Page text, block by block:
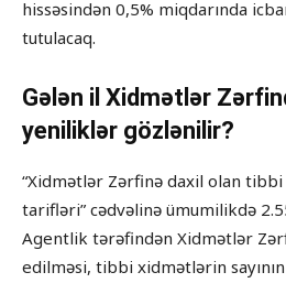
hissəsindən 0,5% miqdarında
tutulacaq.
Gələn il Xidmətlər
yeniliklər gözlənilir?
“Xidmətlər Zərfinə daxil olan tibbi
tarifləri” cədvəlinə ümumilikdə
Agentlik tərəfindən Xidmətlər
edilməsi, tibbi xidmətlərin sayının